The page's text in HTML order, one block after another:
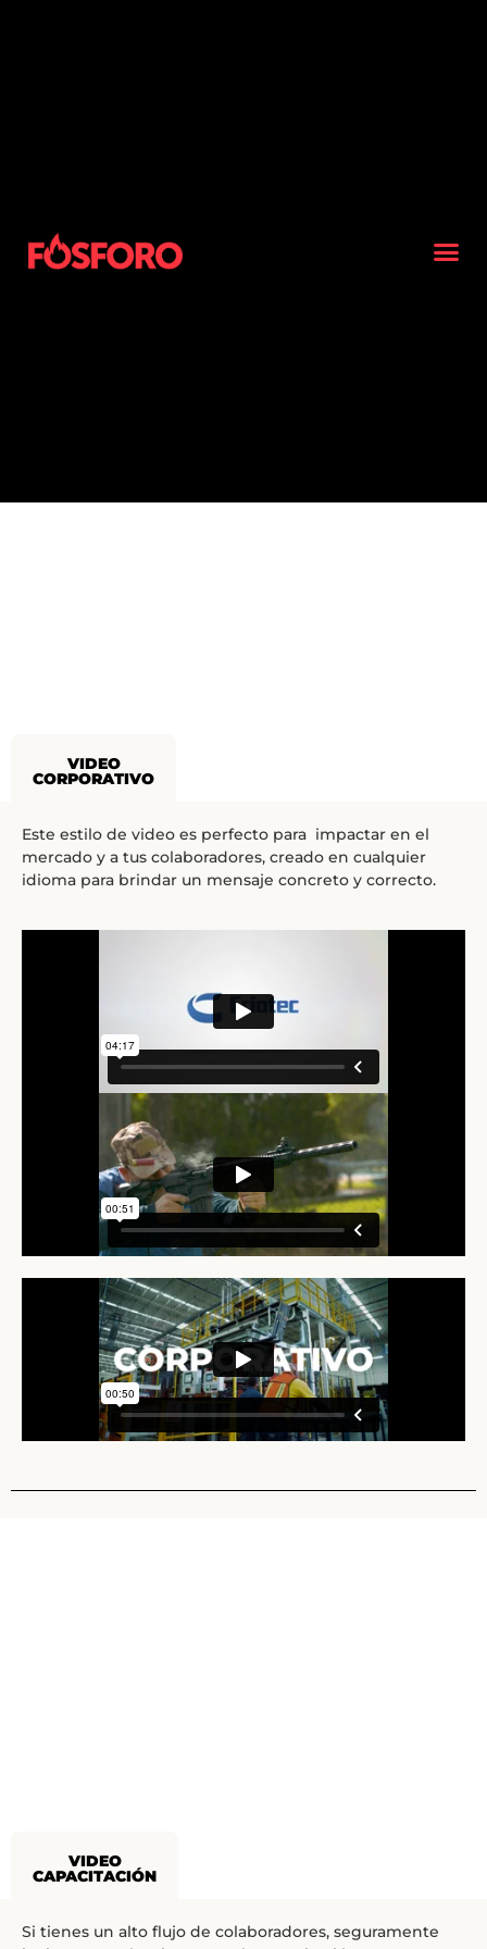
VIDEO
CORPORATIVO
Este estilo de video es perfecto para impactar en el
mercado y a tus colaboradores, creado en cualquier
idioma para brindar un mensaje concreto y correcto.
VIDEO
CAPACITACIÓN
Si tienes un alto flujo de colaboradores, seguramente